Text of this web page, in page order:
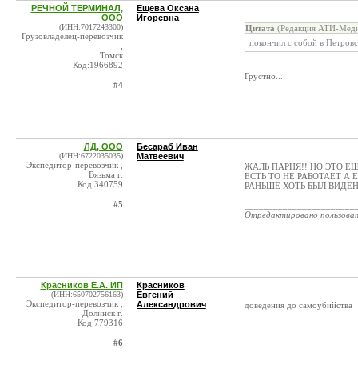
РЕЧНОЙ ТЕРМИНАЛ,
ООО
(ИНН:7017243300)
Грузовладелец-перевозчик
Томск
Код:1966892
#4
Ещева Оксана
Игоревна
Цитата (Редакция АТИ-
покончил с собой в
Грустно...
ЛД, ООО
(ИНН:6722035035)
Экспедитор-перевозчик ,
Вязьма г.
Код:340759
#5
Бесараб Иван
Матвеевич
ЖАЛЬ ПАРНЯ!! НО ЭТО
ЕСТЬ ТО НЕ РАБОТАЕТ А
РАНЬШЕ ХОТЬ БЫЛ
Отредактировано
Красников Е.А. ИП
(ИНН:650702756163)
Экспедитор-перевозчик ,
Долинск г.
Код:779316
#6
Красников
Евгений
Александрович
доведения до самоубийства